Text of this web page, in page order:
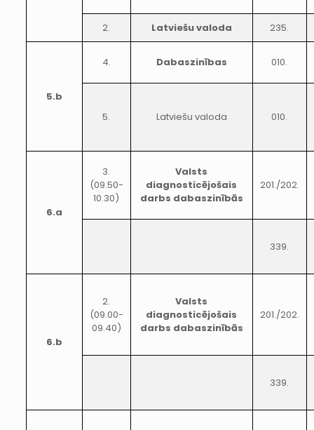
2. Latviešu valoda 235.
5.b
4. Dabaszinības 010.
5. Latviešu valoda 010.
6.a
3.
(09.50-
10.30)
Valsts
diagnosticējošais
darbs dabaszinībās
201./202.
339.
6.b
2.
(09.00-
09.40)
Valsts
diagnosticējošais
darbs dabaszinībās
201./202.
339.